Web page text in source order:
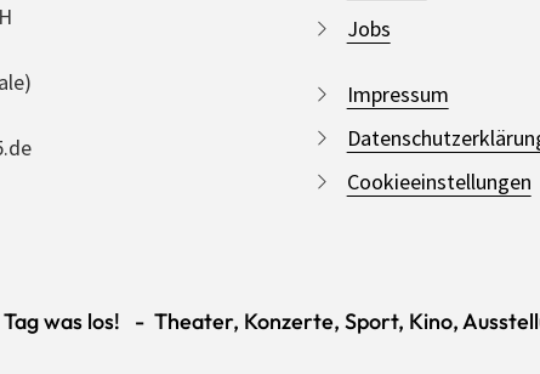
Jobs
Impressum
Cookieeinstellungen
was los! - Theater, Konzerte, Sport, Kino,